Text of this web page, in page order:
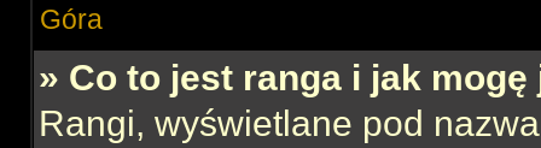
Góra
» Co to jest ranga i jak mogę
Rangi, wyświetlane pod